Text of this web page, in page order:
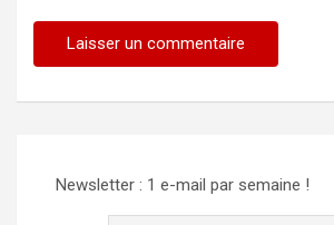
Newsletter : 1 e-mail par semaine !